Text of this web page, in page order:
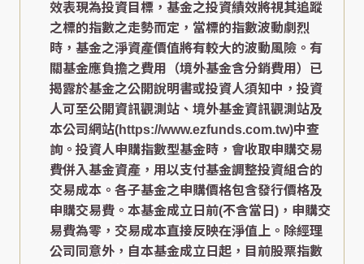
效表現為投資目標，基金之投資績效將視其追蹤
之標的指數之走勢而定，當標的指數波動劇烈
時，基金之淨資產價值將有較大的波動風險。有
關基金應負擔之費用（境外基金含分銷費用）已
揭露於基金之公開說明書或投資人須知中，投資
人可至公開資訊觀測站、境外基金資訊觀測站及
本公司網站(https://www.ezfunds.com.tw)中查
詢。投資人申購指數型基金時，會收取申購交易
費併入基金資產，用以支付基金調整投資組合的
交易成本。各子基金之申購價格包含發行價格及
申購交易費。本基金成立日前(不含當日)，申購交
易費為零，交易成本直接反映在淨值上。除經理
公司同意外，自本基金成立日起，目前股票指數